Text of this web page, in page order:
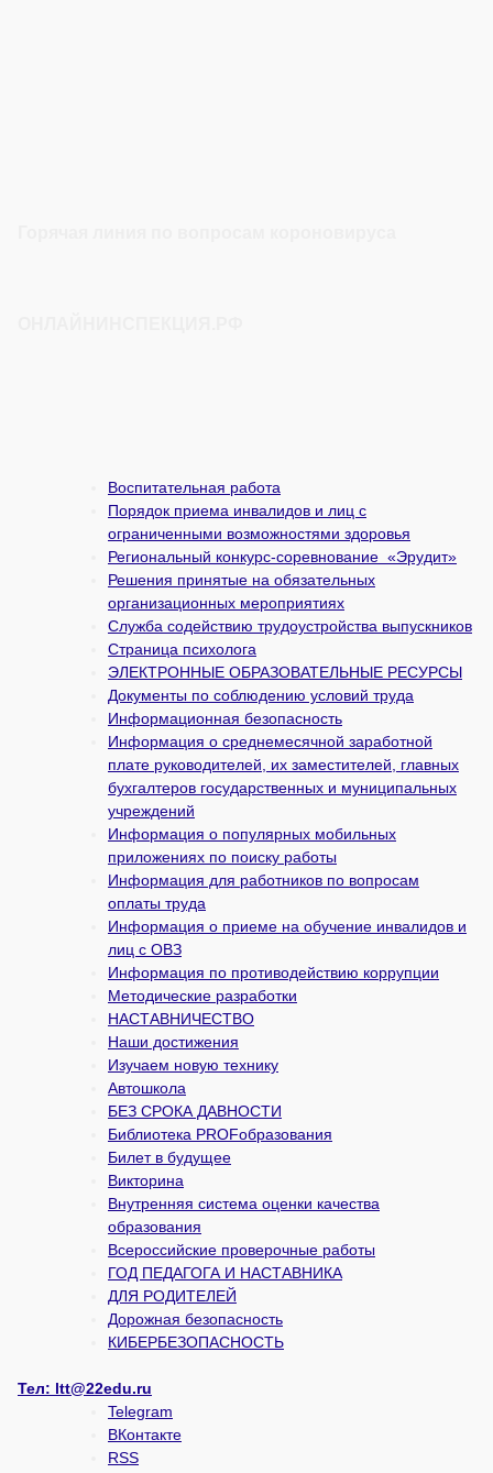
Воспитательная работа
Порядок приема инвалидов и лиц с
ограниченными возможностями здоровья
Региональный конкурс-соревнование «Эрудит»
Решения принятые на обязательных
организационных мероприятиях
Служба содействию трудоустройства выпускников
Страница психолога
ЭЛЕКТРОННЫЕ ОБРАЗОВАТЕЛЬНЫЕ РЕСУРСЫ
Документы по соблюдению условий труда
Информационная безопасность
Информация о среднемесячной заработной
плате руководителей, их заместителей, главных
бухгалтеров государственных и муни­ципальных
учреждений
Информация о популярных мобильных
приложениях по поиску работы
Информация для работников по вопросам
оплаты труда
Информация о приеме на обучение инвалидов и
лиц с ОВЗ
Информация по противодействию коррупции
Методические разработки
НАСТАВНИЧЕСТВО
Наши достижения
Изучаем новую технику
Автошкола
БЕЗ СРОКА ДАВНОСТИ
Библиотека PROFобразования
Билет в будущее
Викторина
Внутренняя система оценки качества
образования
Всероссийские проверочные работы
ГОД ПЕДАГОГА И НАСТАВНИКА
ДЛЯ РОДИТЕЛЕЙ
Дорожная безопасность
КИБЕРБЕЗОПАСНОСТЬ
Тел: ltt@22edu.ru
Telegram
ВКонтакте
RSS